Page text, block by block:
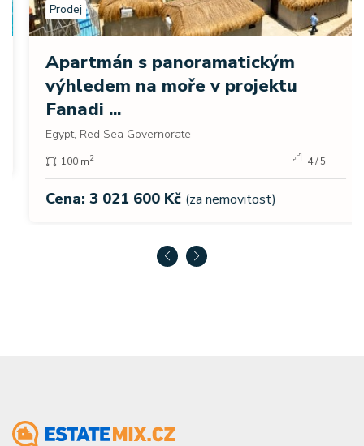
Prodej
Apartmán s panoramatickým
výhledem na moře v projektu
Fanadi ...
Egypt, Red Sea Governorate
100 m2 4 / 5
Cena: 3 021 600 Kč(za nemovitost)